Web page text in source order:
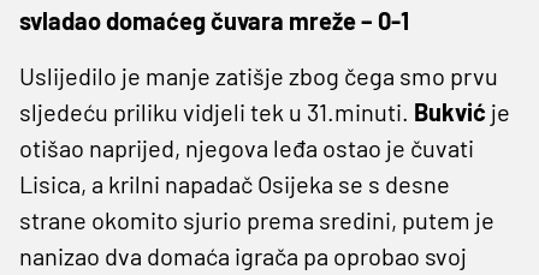
svladao domaćeg čuvara mreže – 0-1
Uslijedilo je manje zatišje zbog čega smo prvu
sljedeću priliku vidjeli tek u 31.minuti. Bukvić je
otišao naprijed, njegova leđa ostao je čuvati
Lisica, a krilni napadač Osijeka se s desne
strane okomito sjurio prema sredini, putem je
nanizao dva domaća igrača pa oprobao svoj